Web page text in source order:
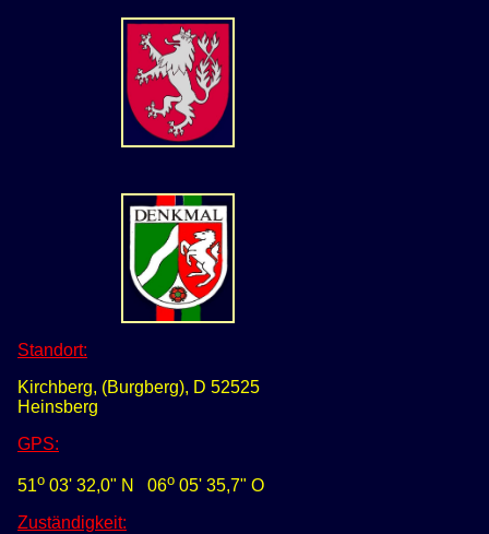
Standort:
Kirchberg, (Burgberg), D 52525
Heinsberg
GPS:
51o 03' 32,0" N 06o 05' 35,7" O
Zuständigkeit: